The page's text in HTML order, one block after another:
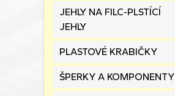
JEHLY NA FILC-PLSTÍCÍ
JEHLY
PLASTOVÉ KRABIČKY
ŠPERKY A KOMPONENTY